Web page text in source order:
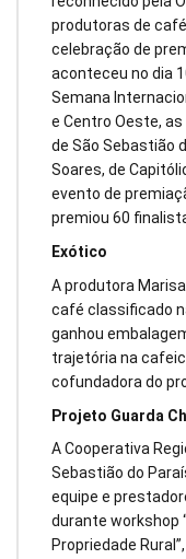
produtoras de
celebração de
aconteceu no dia
Semana
e Centro Oeste,
de São Sebastião
Soares, de
evento de
premiou 60
Exótico
A produtora
café classificado
ganhou
trajetória na
cofundadora do
Projeto Guarda
A Cooperativa
Sebastião do
equipe e
durante workshop
Propriedade